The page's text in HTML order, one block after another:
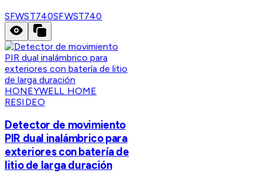
SFWST740SFWST740
HONEYWELL HOME
RESIDEO
Detector de movimiento
PIR dual inalámbrico para
exteriores con batería de
litio de larga duración